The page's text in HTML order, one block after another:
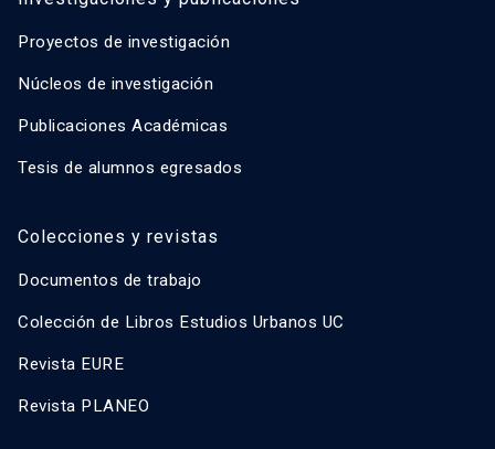
Proyectos de investigación
Núcleos de investigación
Publicaciones Académicas
Tesis de alumnos egresados
Colecciones y revistas
Documentos de trabajo
Colección de Libros Estudios Urbanos UC
Revista EURE
Revista PLANEO